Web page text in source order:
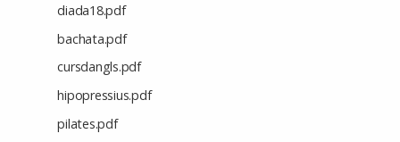
diada18.pdf
bachata.pdf
cursdangls.pdf
hipopressius.pdf
pilates.pdf